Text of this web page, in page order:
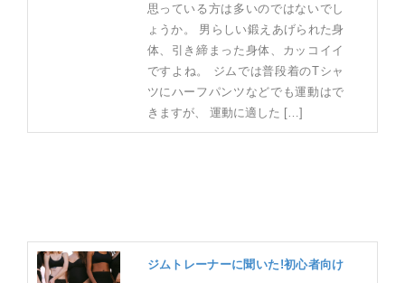
思っている方は多いのではないでし
ょうか。 男らしい鍛えあげられた身
体、引き締まった身体、カッコイイ
ですよね。 ジムでは普段着のTシャ
ツにハーフパンツなどでも運動はで
きますが、 運動に適した […]
ジムトレーナーに聞いた!初心者向け